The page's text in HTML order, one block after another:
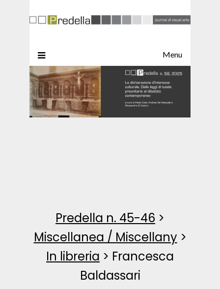
Menu
Predella n. 45-46 >
Miscellanea / Miscellany >
In libreria > Francesca
Baldassari